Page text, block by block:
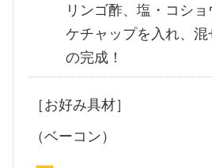
リンゴ酢、塩・コショ
ケチャップを入れ、
の完成！
［お好み具材］
（ベーコン）